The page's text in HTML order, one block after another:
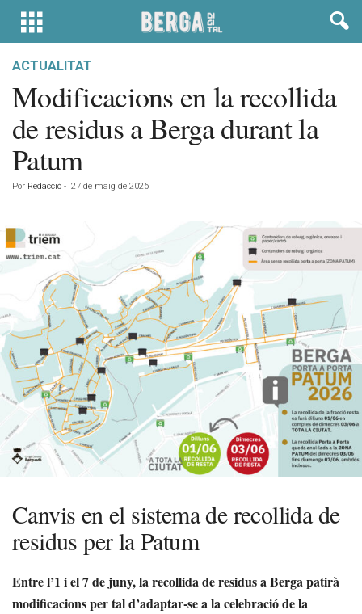
ACTUALITAT
Modificacions en la recollida
de residus a Berga durant la
Patum
Por Redacció - 27 de maig de 2026
Canvis en el sistema de recollida de
residus per la Patum
Entre l’1 i el 7 de juny, la recollida de residus a Berga patirà
modificacions per tal d’adaptar-se a la celebració de la